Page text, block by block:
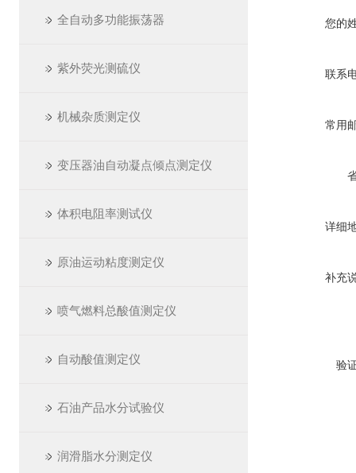
全自动多功能振荡器
紫外荧光测硫仪
机械杂质测定仪
变压器油自动凝点倾点测定仪
体积电阻率测试仪
原油运动粘度测定仪
喷气燃料总酸值测定仪
自动酸值测定仪
石油产品水分试验仪
润滑脂水分测定仪
您的
联系
常用
详细
补充
验